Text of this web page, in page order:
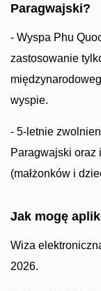
Paragwajski?
- Wyspa Phu
zastosowanie
wyspie.
- 5-letnie
Paragwajski oraz
(małżonków i
Jak mogę
Wiza
2026.